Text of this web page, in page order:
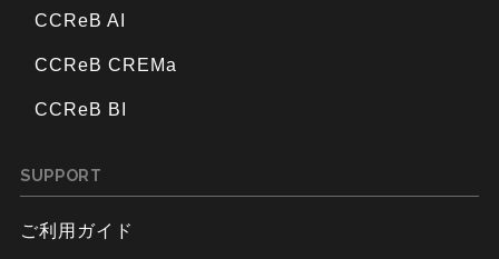
CCReB AI
CCReB CREMa
CCReB BI
SUPPORT
ご利用ガイド